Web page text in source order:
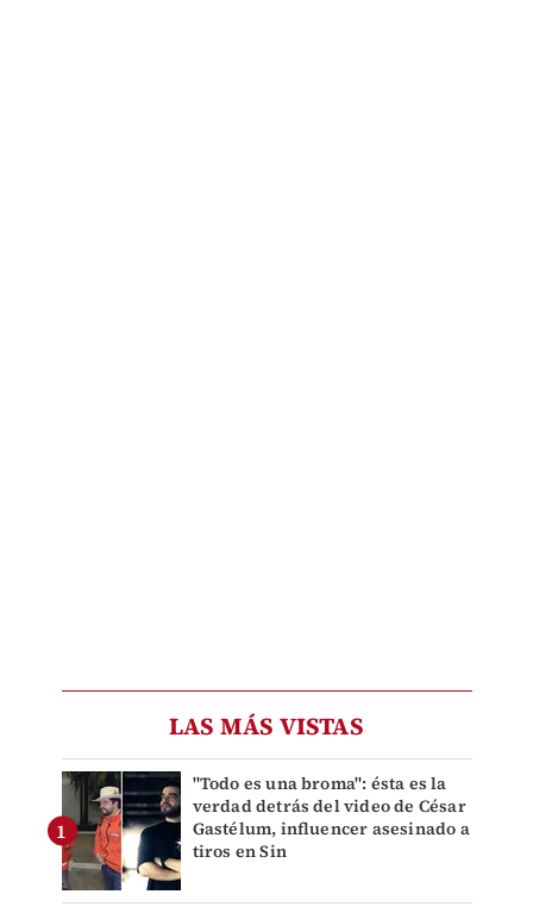
LAS MÁS VISTAS
"Todo es una broma": ésta es la
verdad detrás del video de César
Gastélum, influencer asesinado a
tiros en Sin